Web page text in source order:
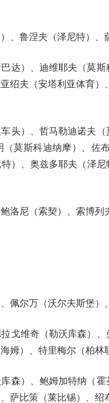
、鲁涅夫（泽尼特）
达）、迪维耶夫（莫
绍夫（安塔利亚体育
头）、哲马勒迪诺夫
莫斯科迪纳摩）、佐
特）、奥兹多耶夫（泽
洛尼（索契）、索博列
佩尔万（沃尔夫斯堡）
戈维奇（勒沃库森）
姆）、特里梅尔（柏
森）、鲍姆加特纳（
萨比策（莱比锡）、